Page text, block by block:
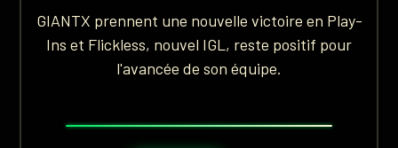
GIANTX prennent une nouvelle victoire en Play-
Ins et Flickless, nouvel IGL, reste positif pour
l'avancée de son équipe.